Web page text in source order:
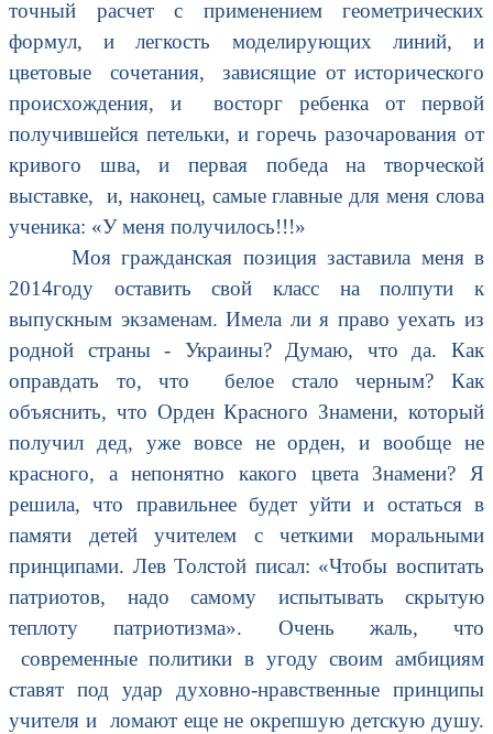
точный расчет с применением геометрических
формул, и легкость моделирующих линий, и
цветовые сочетания, зависящие от исторического
происхождения, и восторг ребенка от первой
получившейся петельки, и горечь разочарования от
кривого шва, и первая победа на творческой
выставке, и, наконец, самые главные для меня слова
ученика: «У меня получилось!!!»
Моя гражданская позиция заставила меня в
2014году оставить свой класс на полпути к
выпускным экзаменам. Имела ли я право уехать из
родной страны - Украины? Думаю, что да. Как
оправдать то, что белое стало черным? Как
объяснить, что Орден Красного Знамени, который
получил дед, уже вовсе не орден, и вообще не
красного, а непонятно какого цвета Знамени? Я
решила, что правильнее будет уйти и остаться в
памяти детей учителем с четкими моральными
принципами. Лев Толстой писал: «Чтобы воспитать
патриотов, надо самому испытывать скрытую
теплоту патриотизма». Очень жаль, что
современные политики в угоду своим амбициям
ставят под удар духовно-нравственные принципы
учителя и ломают еще не окрепшую детскую душу.